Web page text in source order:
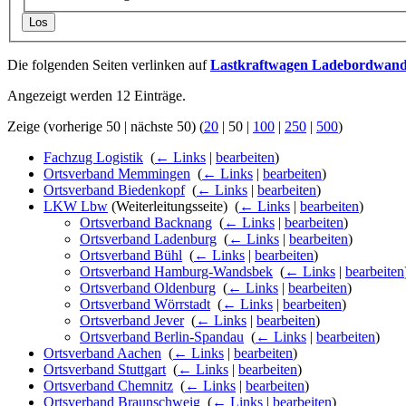
Los
Die folgenden Seiten verlinken aufLastkraftwagen Ladebordwand
Angezeigt werden 12 Einträge.
Zeige (vorherige 50 | nächste 50) (20 | 50 | 100 | 250 | 500)
Fachzug Logistik (← Links | bearbeiten)
Ortsverband Memmingen (← Links | bearbeiten)
Ortsverband Biedenkopf‎ (← Links | bearbeiten)
LKW Lbw (Weiterleitungsseite) ‎ (← Links | bearbeiten)
Ortsverband Backnang (← Links | bearbeiten)
Ortsverband Ladenburg (← Links | bearbeiten)
Ortsverband Bühl (← Links | bearbeiten)
Ortsverband Hamburg-Wandsbek (← Links | bearbeiten
Ortsverband Oldenburg (← Links | bearbeiten)
Ortsverband Wörrstadt (← Links | bearbeiten)
Ortsverband Jever‎ (← Links | bearbeiten)
Ortsverband Berlin-Spandau (← Links | bearbeiten)
Ortsverband Aachen (← Links | bearbeiten)
Ortsverband Stuttgart (← Links | bearbeiten)
Ortsverband Chemnitz (← Links | bearbeiten)
Ortsverband Braunschweig (← Links | bearbeiten)